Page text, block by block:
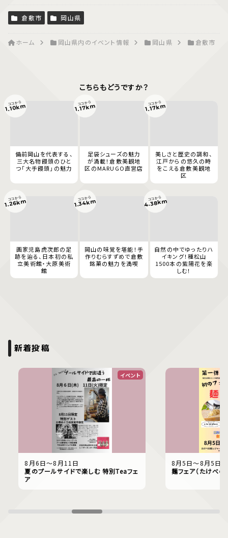
倉敷市 岡山県
ホーム 岡山県内のイベント情報 岡山県 倉敷市
こちらもどうですか？
備前岡山を代表する、
三大名物饅頭のひと
つ「大手饅頭」の魅力
ココから
1.10km
足袋シューズの魅力
が満載！倉敷美観地
区のMARUGO直営店
ココから
1.17km
美しさと歴史の調和、
江戸からの悠久の時
をこえる倉敷美観地
区
ココから
1.17km
画家児島虎次郎の足
跡を辿る、日本初の私
立美術館・大原美術
館
ココから
1.26km
岡山の味覚を堪能！手
作りむらすずめで倉敷
銘菓の魅力を満喫
ココから
1.34km
自然の中でゆったりハ
イキング！種松山
1500本の紫陽花を楽
しむ！
ココから
4.38km
新着投稿
イベント
8月6日〜8月11日
夏のプールサイドで楽しむ 特別Teaフェ
ア
8月5日〜8月5日
麺フェア（たけべ